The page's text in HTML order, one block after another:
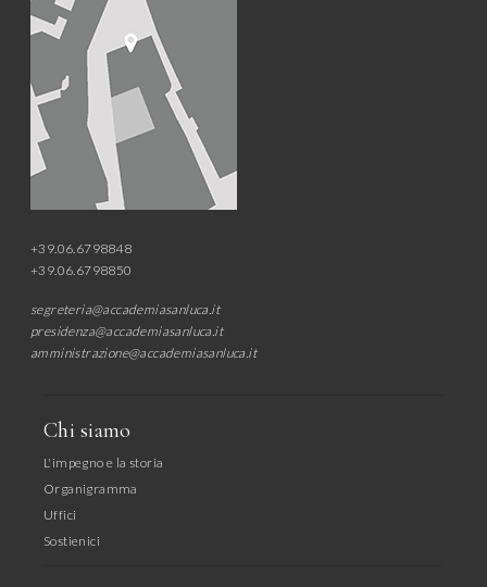
+39.06.6798848
+39.06.6798850
segreteria@accademiasanluca.it
presidenza@accademiasanluca.it
amministrazione@accademiasanluca.it
Chi siamo
L'impegno e la storia
Organigramma
Uffici
Sostienici